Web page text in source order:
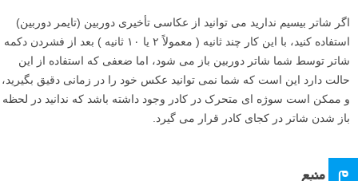
اگر شاتر بیسیم ندارید می توانید از عکاسی تأخیری دوربین (تایمر دوربین)
استفاده کنید، با این کار چند ثانیه ( معمولاً ۲ یا ۱۰ ثانیه ) بعد از فشردن دکمه
شاتر توسط شما شاتر دوربین باز می شود، اما ضعفی که استفاده از این
حالت دارد این است که شما نمی توانید عکس خود را در زمانی دقیق بگیرید،
و ممکن است سوژه ای متحرک در کادر وجود داشته باشد که ندانید در لحظه
باز شدن شاتر در کجای کادر قرار می گیرد.
م منبع